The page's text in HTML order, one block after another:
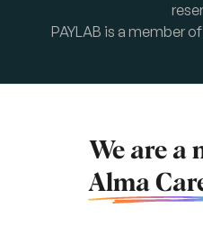
PAYLAB is a member
We are a
Alma